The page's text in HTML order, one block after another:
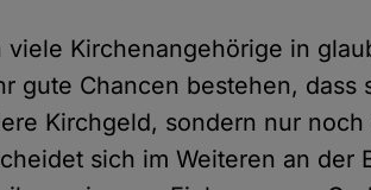
Kirchenangehörige in
gute Chancen bestehen, dass
Kirchgeld, sondern nur
sich im Weiteren an der